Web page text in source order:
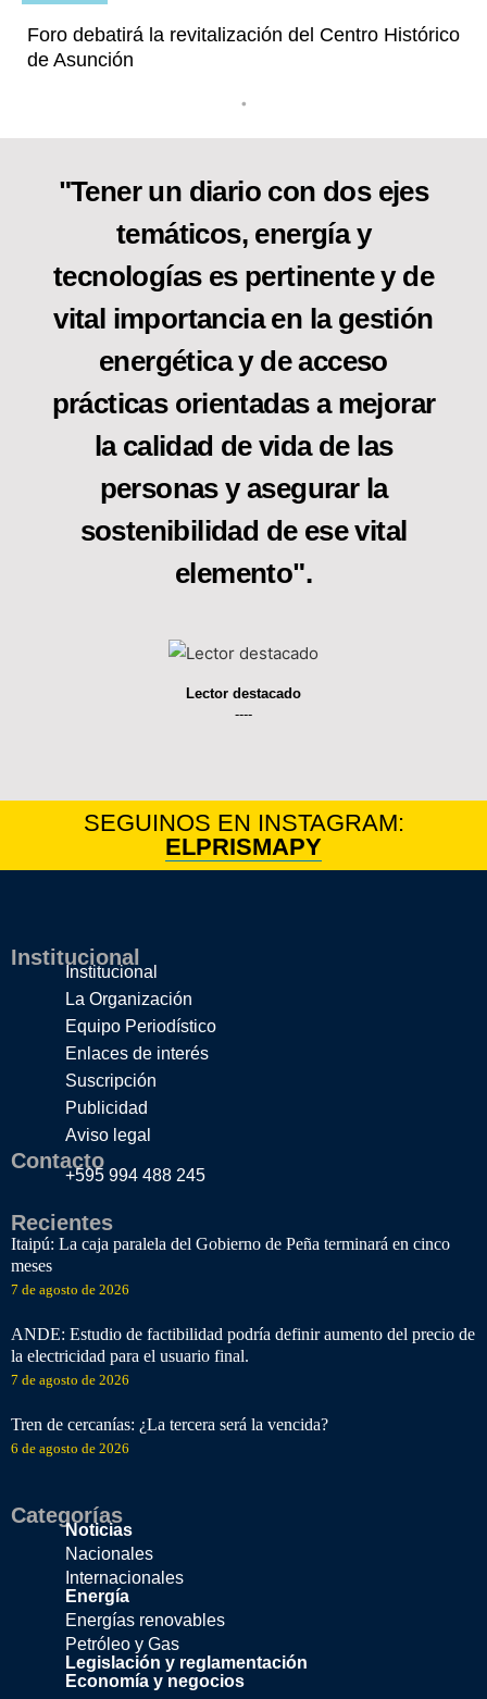
Foro debatirá la revitalización del Centro Histórico
de Asunción
•
"Tener un diario con dos ejes
temáticos, energía y
tecnologías es pertinente y de
vital importancia en la gestión
energética y de acceso
prácticas orientadas a mejorar
la calidad de vida de las
personas y asegurar la
sostenibilidad de ese vital
elemento".
Lector destacado
----
SEGUINOS EN INSTAGRAM:
ELPRISMAPY
Institucional
Institucional
La Organización
Equipo Periodístico
Enlaces de interés
Suscripción
Publicidad
Aviso legal
Contacto
+595 994 488 245
Recientes
Itaipú: La caja paralela del Gobierno de Peña terminará en cinco
meses
7 de agosto de 2026
ANDE: Estudio de factibilidad podría definir aumento del precio de
la electricidad para el usuario final.
7 de agosto de 2026
Tren de cercanías: ¿La tercera será la vencida?
6 de agosto de 2026
Categorías
Noticias
Nacionales
Internacionales
Energía
Energías renovables
Petróleo y Gas
Legislación y reglamentación
Economía y negocios